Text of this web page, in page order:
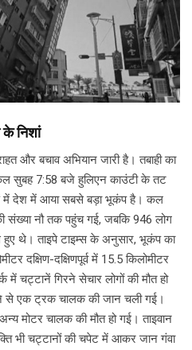
के निशां
और बचाव अभियान जारी है। तबाही का
सुबह 7:58 बजे हुलिएन काउंटी के तट
में देश में आया सबसे बड़ा भूकंप है। कल
संख्या नौ तक पहुंच गई, जबकि 946 लोग
थे। ताइपे टाइम्स के अनुसार, भूकंप का
दक्षिण-दक्षिणपूर्व में 15.5 किलोमीटर
में चट्टानें गिरने सेचार लोगों की मौत हो
से एक ट्रक चालक की जान चली गई।
मोटर चालक की मौत हो गई। ताइवान
भी चट्टानों की चपेट में आकर जान गंवा